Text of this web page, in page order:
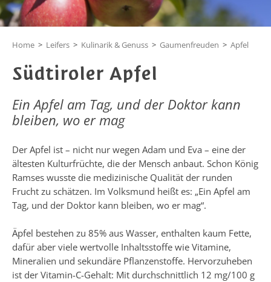
Home > Leifers > Kulinarik & Genuss > Gaumenfreuden > Apfel
Südtiroler Apfel
Ein Apfel am Tag, und der Doktor kann
bleiben, wo er mag
Der Apfel ist – nicht nur wegen Adam und Eva – eine der
ältesten Kulturfrüchte, die der Mensch anbaut. Schon König
Ramses wusste die medizinische Qualität der runden
Frucht zu schätzen. Im Volksmund heißt es: „Ein Apfel am
Tag, und der Doktor kann bleiben, wo er mag“.
Äpfel bestehen zu 85% aus Wasser, enthalten kaum Fette,
dafür aber viele wertvolle Inhaltsstoffe wie Vitamine,
Mineralien und sekundäre Pflanzenstoffe. Hervorzuheben
ist der Vitamin-C-Gehalt: Mit durchschnittlich 12 mg/100 g